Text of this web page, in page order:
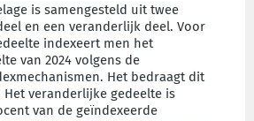
is samengesteld uit twee
en een veranderlijk deel. Voor
indexeert men het
van 2024 volgens de
Het bedraagt dit
Het veranderlijke gedeelte is
van de geïndexeerde